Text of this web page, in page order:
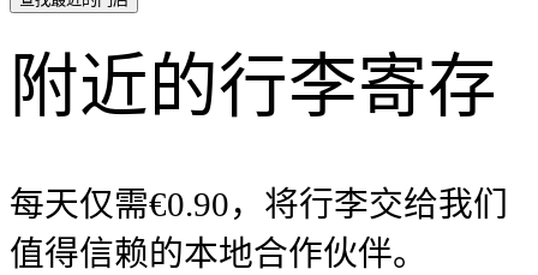
附近的行李寄存
每天仅需€0.90，将行李交给我们
值得信赖的本地合作伙伴。